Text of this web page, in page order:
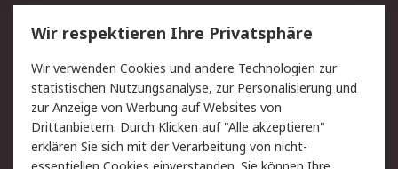
Service
Value Added Services
Lieferlösungen
Rücksendungen
Kontakt
Hilfe
Privatkunden
Rechtliches
Wir respektieren Ihre Privatsphäre
Wir verwenden Cookies und andere Technologien zur
statistischen Nutzungsanalyse, zur Personalisierung und
zur Anzeige von Werbung auf Websites von
Drittanbietern. Durch Klicken auf "Alle akzeptieren"
erklären Sie sich mit der Verarbeitung von nicht-